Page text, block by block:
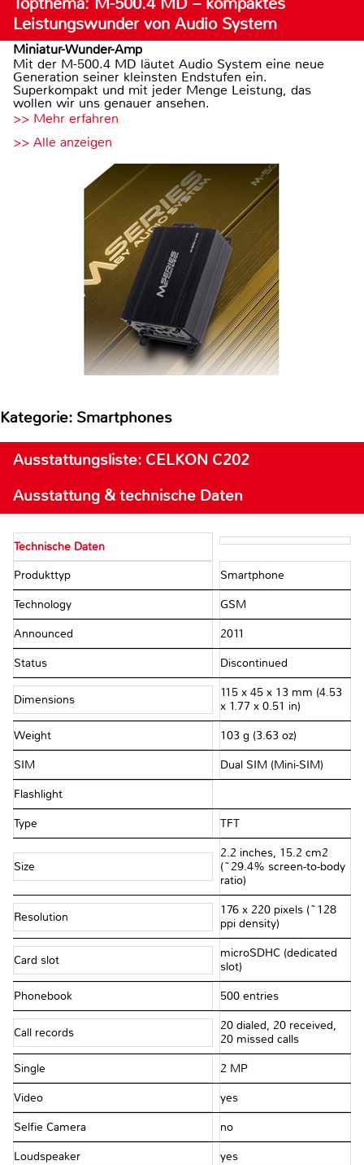
Leistungswunder von Audio System
Miniatur-Wunder-Amp
Mit der M-500.4 MD läutet Audio System eine neue
Generation seiner kleinsten Endstufen ein.
Superkompakt und mit jeder Menge Leistung, das
wollen wir uns genauer ansehen.
>> Mehr erfahren
>> Alle anzeigen
Kategorie: Smartphones
Ausstattungsliste: CELKON C202
Ausstattung & technische Daten
Technische Daten
Produkttyp Smartphone
Technology GSM
Announced 2011
Status Discontinued
Dimensions
115 x 45 x 13 mm (4.53
x 1.77 x 0.51 in)
Weight 103 g (3.63 oz)
SIM Dual SIM (Mini-SIM)
Flashlight
Type TFT
Size
2.2 inches, 15.2 cm2
(~29.4% screen-to-body
ratio)
Resolution
176 x 220 pixels (~128
ppi density)
Card slot
microSDHC (dedicated
slot)
Phonebook 500 entries
Call records
20 dialed, 20 received,
20 missed calls
Single 2 MP
Video yes
Selfie Camera no
Loudspeaker yes